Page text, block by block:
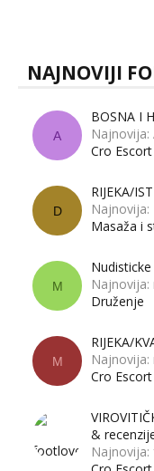
NAJNOVIJI
A
BOSNA I
Najnovija:
Cro
D
RIJEKA/
Najnovija:
Masaža i
M
Najnovija:
Druženje
M
RIJEKA/
Najnovija:
Cro
&